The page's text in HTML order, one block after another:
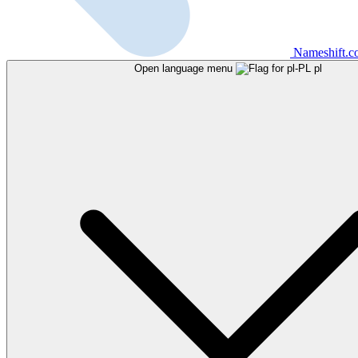
Open language menu pl